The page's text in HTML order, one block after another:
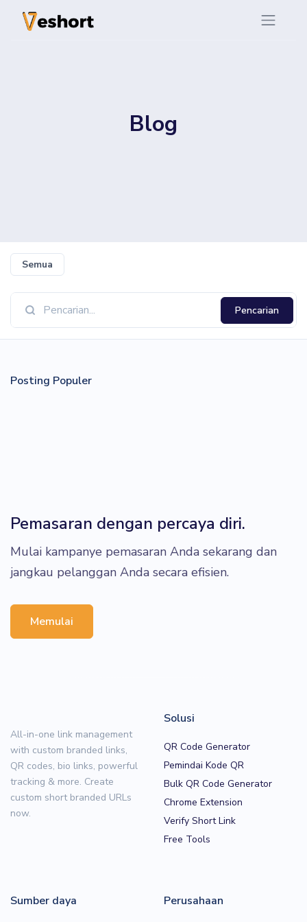
Blog
Semua
Pencarian
Posting Populer
Pemasaran dengan percaya diri.
Mulai kampanye pemasaran Anda sekarang dan
jangkau pelanggan Anda secara efisien.
Memulai
All-in-one link management
with custom branded links,
QR codes, bio links, powerful
tracking & more. Create
custom short branded URLs
now.
Solusi
QR Code Generator
Pemindai Kode QR
Bulk QR Code Generator
Chrome Extension
Verify Short Link
Free Tools
Sumber daya Perusahaan